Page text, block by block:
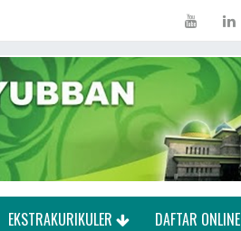
EKSTRAKURIKULER DAFTAR ONLINE